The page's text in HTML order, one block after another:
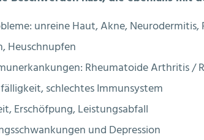
unreine Haut, Akne, Neurodermitis,
Heuschnupfen
Rheumatoide Arthritis /
schlechtes Immunsystem
Erschöfpung, Leistungsabfall
und Depression